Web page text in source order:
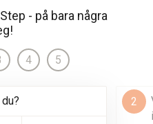
- på bara några
4 5